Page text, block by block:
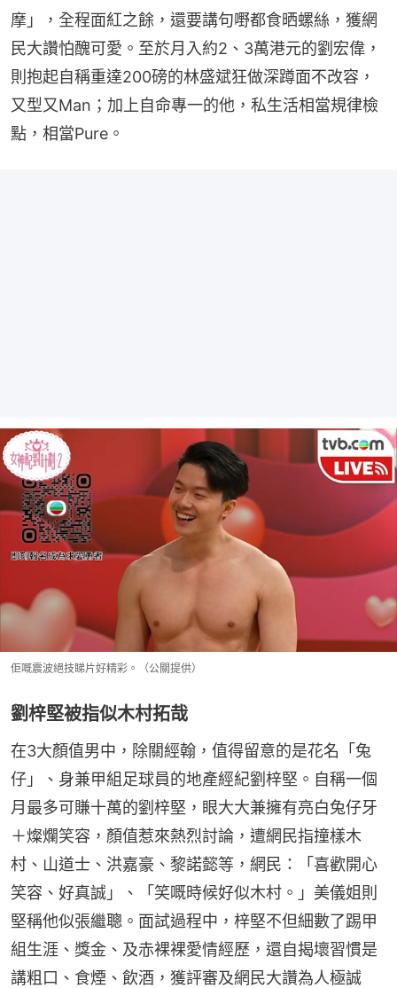
摩」，全程面紅之餘，還要講句嘢都食晒螺絲，獲網
民大讚怕醜可愛。至於月入約2、3萬港元的劉宏偉，
則抱起自稱重達200磅的林盛斌狂做深蹲面不改容，
又型又Man；加上自命專一的他，私生活相當規律檢
點，相當Pure。
佢嘅震波絕技睇片好精彩。（公關提供）
劉梓堅被指似木村拓哉
在3大顏值男中，除關經翰，值得留意的是花名「兔
仔」、身兼甲組足球員的地產經紀劉梓堅。自稱一個
月最多可賺十萬的劉梓堅，眼大大兼擁有亮白兔仔牙
＋燦爛笑容，顏值惹來熱烈討論，遭網民指撞樣木
村、山道士、洪嘉豪、黎諾懿等，網民：「喜歡開心
笑容、好真誠」、「笑嘅時候好似木村。」美儀姐則
堅稱他似張繼聰。面試過程中，梓堅不但細數了踢甲
組生涯、獎金、及赤裸裸愛情經歷，還自揭壞習慣是
講粗口、食煙、飲酒，獲評審及網民大讚為人極誠